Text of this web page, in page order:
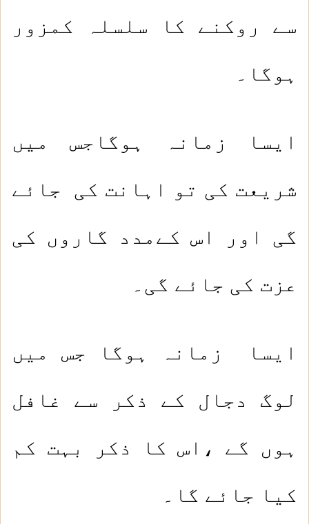
سے روکنے کا سلسلہ کمزور
ہوگا۔
ایسا زمانہ ہوگاجس میں
شریعت کی تو اہانت کی جائے
گی اور اس کےمدد گاروں کی
عزت کی جائے گی۔
ایسا زمانہ ہوگا جس میں
لوگ دجال کے ذکر سے غافل
ہوں گے ،اس کا ذکر بہت کم
کیا جائے گا۔